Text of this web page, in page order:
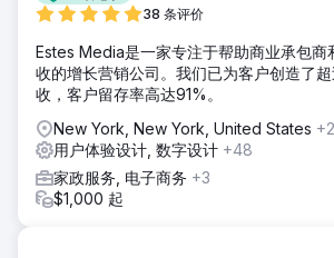
38 条评价
Estes Media是一家专注于帮助商业承包商
收的增长营销公司。我们已为客户创造了
收，客户留存率高达91%。
New York, New York, United States +2
用户体验设计, 数字设计 +48
家政服务, 电子商务 +3
$1,000 起